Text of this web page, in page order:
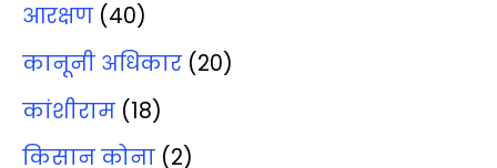
आरक्षण (40)
कानूनी अधिकार (20)
कांशीराम (18)
किसान कोना (2)